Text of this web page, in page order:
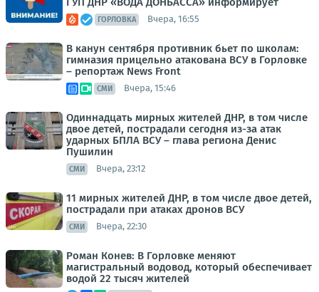
ГОРЛОВКА Вчера, 16:55
В канун сентября противник бьет по школам:
гимназия прицельно атакована ВСУ в Горловке
– репортаж News Front
СМИ Вчера, 15:46
Одиннадцать мирных жителей ДНР, в том числе
двое детей, пострадали сегодня из-за атак
ударных БПЛА ВСУ – глава региона Денис
Пушилин
СМИ Вчера, 23:12
11 мирных жителей ДНР, в том числе двое детей,
пострадали при атаках дронов ВСУ
СМИ Вчера, 22:30
Роман Конев: В Горловке меняют
магистральный водовод, который обеспечивает
водой 22 тысяч жителей